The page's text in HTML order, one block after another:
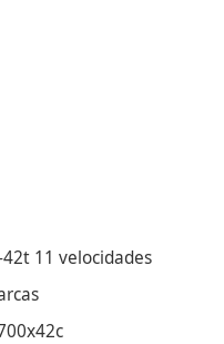
11 velocidades